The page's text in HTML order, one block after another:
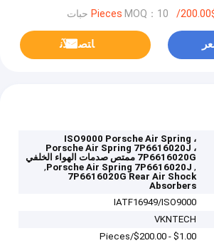
MOQ：10 حبات
ﺎﺘﺼﻟ ﺍﻶﻧ
ISO9000 Porsche Air Spring ،
Porsche Air Spring 7P6616020J ،
7P6616020G ممتص صدمات الهواء الخلفي
,
Porsche Air Spring 7P6616020J
,
7P6616020G Rear Air Shock
Absorbers
IATF16949/ISO9000
VKNTECH
$1.00 - $200.00/Pieces